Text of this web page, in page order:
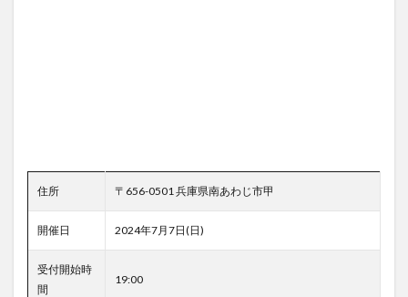
住所 〒656-0501 兵庫県南あわじ市甲
開催日 2024年7月7日(日)
受付開始時
間
19:00